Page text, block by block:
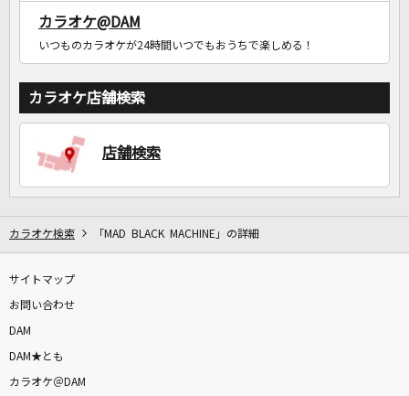
カラオケ@DAM
いつものカラオケが24時間いつでもおうちで楽しめる！
カラオケ店舗検索
店舗検索
カラオケ検索 「MAD BLACK MACHINE」の詳細
サイトマップ
お問い合わせ
DAM
DAM★とも
カラオケ＠DAM